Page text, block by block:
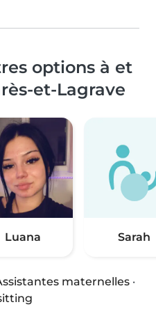
options à et
et-Lagrave
Luana Sarah
maternelles ·